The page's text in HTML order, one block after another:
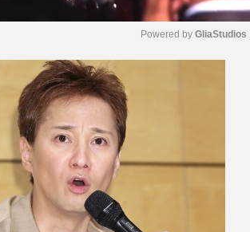
Powered by GliaStudios